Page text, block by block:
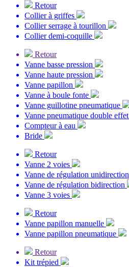
Retour
Collier à griffes
Collier serrage à tourillon
Collier demi-coquille
Retour
Vanne basse pression
Vanne haute pression
Vanne papillon
Vanne à boule fonte
Vanne guillotine pneumatique
Vanne pneumatique double effet
Compteur à eau
Bride
Retour
Vanne 2 voies
Vanne de régulation unidirection
Vanne de régulation bidirection
Vanne 3 voies
Retour
Vanne papillon manuelle
Vanne papillon pneumatique
Retour
Kit trépied